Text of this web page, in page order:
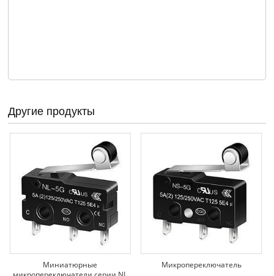
Другие продукты
Миниатюрные
Микропереключатель